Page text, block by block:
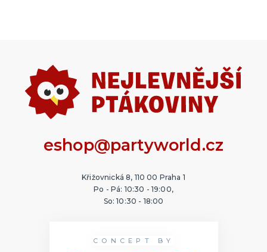
Andělé
Mikuláš
Ostatní vánoční a zimní kostýmy
Vánoční dekorace
DALŠÍ KATEGORIE
eshop@partyworld.cz
Křižovnická 8, 110 00 Praha 1
Po - Pá: 10:30 - 19:00,
So: 10:30 - 18:00
CONCEPT BY